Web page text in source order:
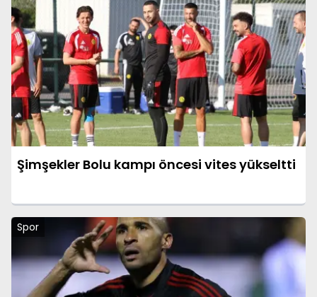
Şimşekler Bolu kampı öncesi vites yükseltti
Spor